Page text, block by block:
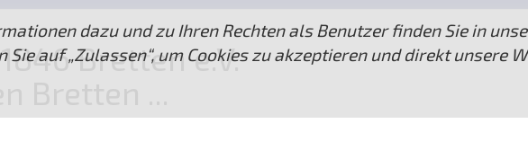
Bretten e.V.
dazu und zu Ihren Rechten als Benutzer finden Sie in
auf „Zulassen“, um Cookies zu akzeptieren und direkt unsere